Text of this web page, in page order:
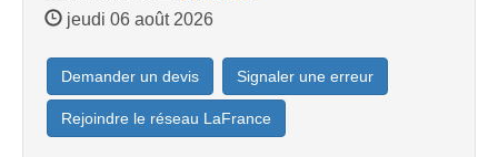
jeudi 06 août 2026
Demander un devis Signaler une erreur
Rejoindre le réseau LaFrance